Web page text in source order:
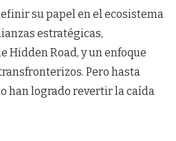
su papel en el ecosistema
estratégicas,
Hidden Road, y un enfoque
Pero hasta
han logrado revertir la caída